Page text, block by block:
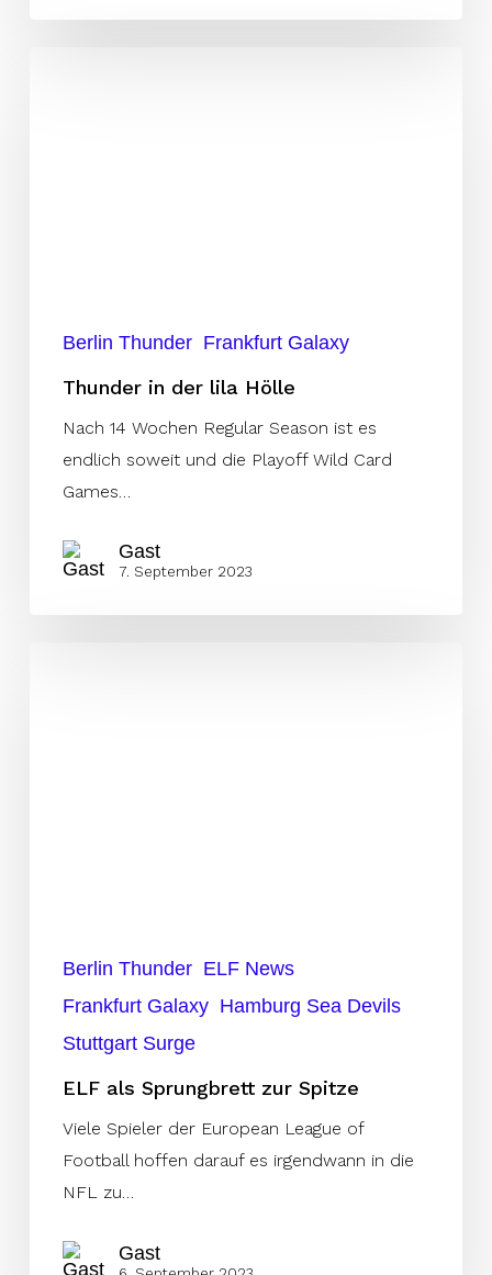
Berlin Thunder Frankfurt Galaxy
Thunder in der lila Hölle
Nach 14 Wochen Regular Season ist es
endlich soweit und die Playoff Wild Card
Games…
Gast
7. September 2023
Berlin Thunder ELF News
Frankfurt Galaxy Hamburg Sea Devils
Stuttgart Surge
ELF als Sprungbrett zur Spitze
Viele Spieler der European League of
Football hoffen darauf es irgendwann in die
NFL zu…
Gast